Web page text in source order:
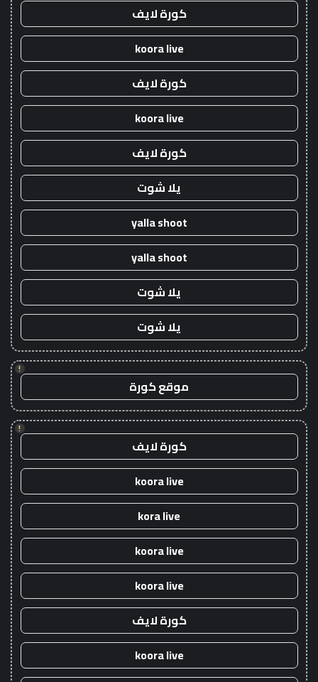
كورة لايف
koora live
كورة لايف
koora live
كورة لايف
يلا شوت
yalla shoot
yalla shoot
يلا شوت
يلا شوت
!
موقع كورة
!
كورة لايف
koora live
kora live
koora live
koora live
كورة لايف
koora live